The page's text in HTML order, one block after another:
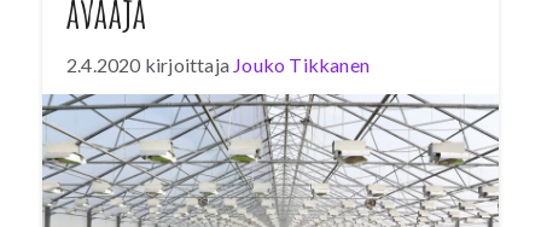
avaaja
2.4.2020 kirjoittaja Jouko Tikkanen
Kasvikset ovat olleet vientiavustusten
väliinputoaja, kun puutarhat ja perunatilat
eivät ole saaneet edes messuille tukea
kuten elintarvikeyritykset. Ratkaisu
mahdollisesti löytyy yritysryhmästä, jonka